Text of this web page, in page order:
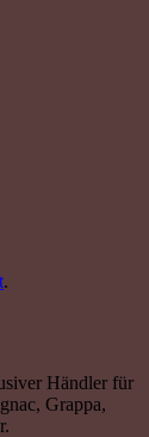
.
Händler für
Grappa,